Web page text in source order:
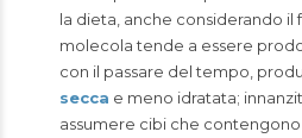
la dieta, anche considerando il
molecola tende a essere
con il passare del tempo,
secca e meno idratata;
assumere cibi che